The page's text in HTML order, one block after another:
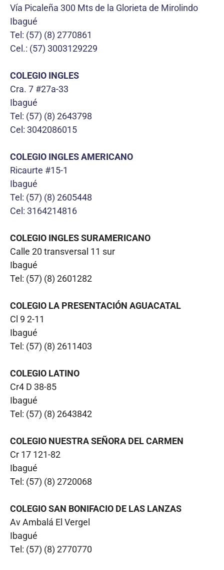
Vía Picaleña 300 Mts de la Glorieta de Mirolindo
Ibagué
Tel: (57) (8) 2770861
Cel.: (57) 3003129229
COLEGIO INGLES
Cra. 7 #27a-33
Ibagué
Tel: (57) (8) 2643798
Cel: 3042086015
COLEGIO INGLES AMERICANO
Ricaurte #15-1
Ibagué
Tel: (57) (8) 2605448
Cel: 3164214816
COLEGIO INGLES SURAMERICANO
Calle 20 transversal 11 sur
Ibagué
Tel: (57) (8) 2601282
COLEGIO LA PRESENTACIÓN AGUACATAL
Cl 9 2-11
Ibagué
Tel: (57) (8) 2611403
COLEGIO LATINO
Cr4 D 38-85
Ibagué
Tel: (57) (8) 2643842
COLEGIO NUESTRA SEÑORA DEL CARMEN
Cr 17 121-82
Ibagué
Tel: (57) (8) 2720068
COLEGIO SAN BONIFACIO DE LAS LANZAS
Av Ambalá El Vergel
Ibagué
Tel: (57) (8) 2770770